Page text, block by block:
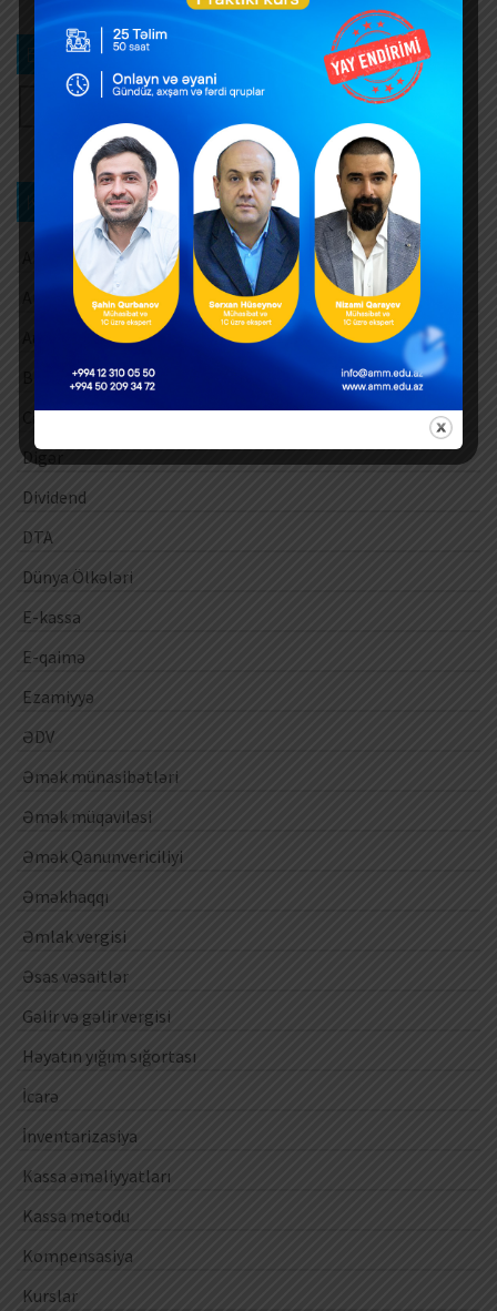
Bizi izləyin
Kateqoriya üzrə axtarış
Aksiz vergisi
Amortizasiya ayırmaları
Barter əməliyyatları
Cari vergi ödəmələri
Digər
Dividend
DTA
Dünya Ölkələri
E-kassa
E-qaimə
Ezamiyyə
ƏDV
Əmək münasibətləri
Əmək müqaviləsi
Əmək Qanunvericiliyi
Əməkhaqqı
Əmlak vergisi
Əsas vəsaitlər
Gəlir və gəlir vergisi
Həyatın yığım sığortası
İcarə
İnventarizasiya
Kassa əməliyyatları
Kassa metodu
Kompensasiya
Kurslar